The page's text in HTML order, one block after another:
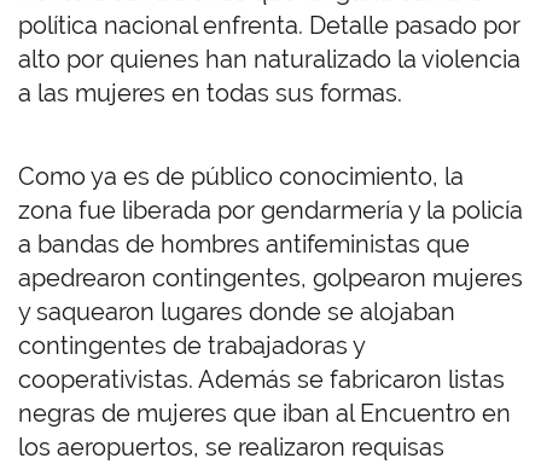
política nacional enfrenta. Detalle pasado por
alto por quienes han naturalizado la violencia
a las mujeres en todas sus formas.
Como ya es de público conocimiento, la
zona fue liberada por gendarmería y la policía
a bandas de hombres antifeministas que
apedrearon contingentes, golpearon mujeres
y saquearon lugares donde se alojaban
contingentes de trabajadoras y
cooperativistas. Además se fabricaron listas
negras de mujeres que iban al Encuentro en
los aeropuertos, se realizaron requisas